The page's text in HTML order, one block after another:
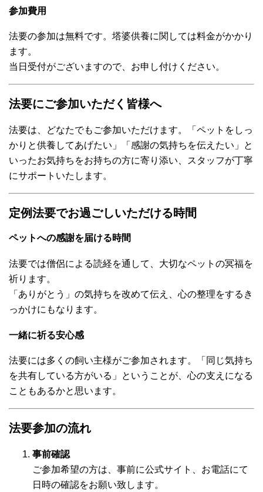
参加費用
法要の参加は無料です。塔婆供養に関しては料金がかかり
ます。
当日受付がございますので、お申し付けください。
法要にご参加いただく皆様へ
法要は、どなたでもご参加いただけます。「ペットをしっ
かりと供養してあげたい」「感謝の気持ちを伝えたい」と
いったお気持ちをお持ちの方に寄り添い、スタッフが丁寧
にサポートいたします。
定例法要でお過ごしいただける時間
ペットへの感謝を届ける時間
法要では僧侶による読経を通して、大切なペットの冥福を
祈ります。
「ありがとう」の気持ちを改めて伝え、心の整理をするき
っかけにもなります。
一緒に祈る安心感
法要には多くの飼い主様がご参加されます。「同じ気持ち
を共有している方がいる」ということが、心の支えになる
こともあるかと思います。
法要参加の流れ
事前確認
ご参加希望の方は、事前に公式サイト、お電話にて
日時の確認をお願い致します。